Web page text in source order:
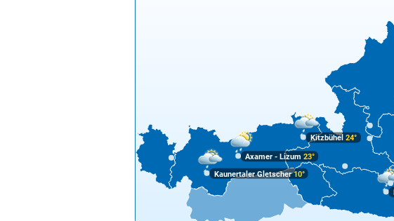
Kaunertaler Gletscher10°
Axamer - Lizum 23°
Kitzbühel24°